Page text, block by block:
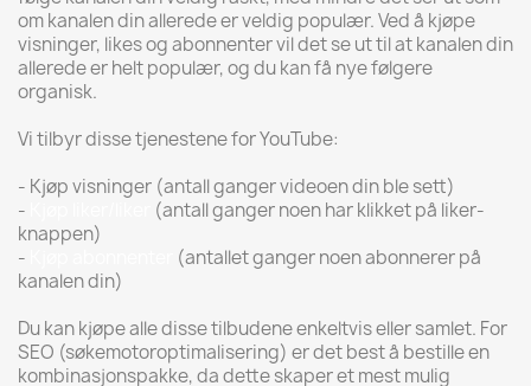
om kanalen din allerede er veldig populær. Ved å kjøpe
visninger, likes og abonnenter vil det se ut til at kanalen din
allerede er helt populær, og du kan få nye følgere
organisk.
Vi tilbyr disse tjenestene for YouTube:
- Kjøp visninger (antall ganger videoen din ble sett)
-
(antall ganger noen har klikket på liker-
knappen)
-
(antallet ganger noen abonnerer på
kanalen din)
Du kan kjøpe alle disse tilbudene enkeltvis eller samlet. For
SEO (søkemotoroptimalisering) er det best å bestille en
kombinasjonspakke, da dette skaper et mest mulig